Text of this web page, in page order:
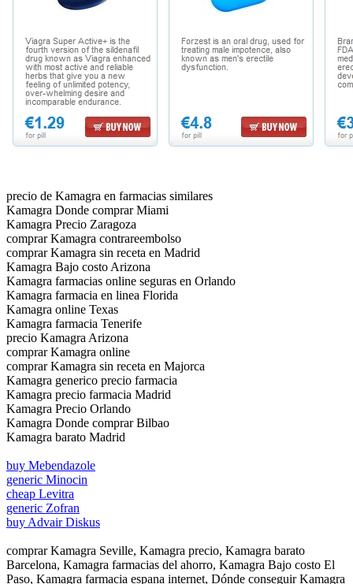
precio de Kamagra en farmacias similares
Kamagra Donde comprar Miami
Kamagra Precio Zaragoza
comprar Kamagra contrareembolso
comprar Kamagra sin receta en Madrid
Kamagra Bajo costo Arizona
Kamagra farmacias online seguras en Orlando
Kamagra farmacia en linea Florida
Kamagra online Texas
Kamagra farmacia Tenerife
precio Kamagra Arizona
comprar Kamagra online
comprar Kamagra sin receta en Majorca
Kamagra generico precio farmacia
Kamagra precio farmacia Madrid
Kamagra Precio Orlando
Kamagra Donde comprar Bilbao
Kamagra barato Madrid
buy Mebendazole
generic Minocin
cheap Levitra
generic Zofran
buy Advair Diskus
comprar Kamagra Seville, Kamagra precio, Kamagra barato
Barcelona, Kamagra farmacias del ahorro, Kamagra Bajo costo El
Paso, Kamagra farmacia espana internet, Dónde conseguir Kamagra